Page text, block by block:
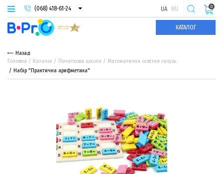
(068) 418-61-24
(093) 974-66-94
(095) 987-29-55
UA RU
КАТАЛОГ
0
Назад
Головна
Каталог Початкова школа
Математична освітня галузь
Набір "Практична арифметика"